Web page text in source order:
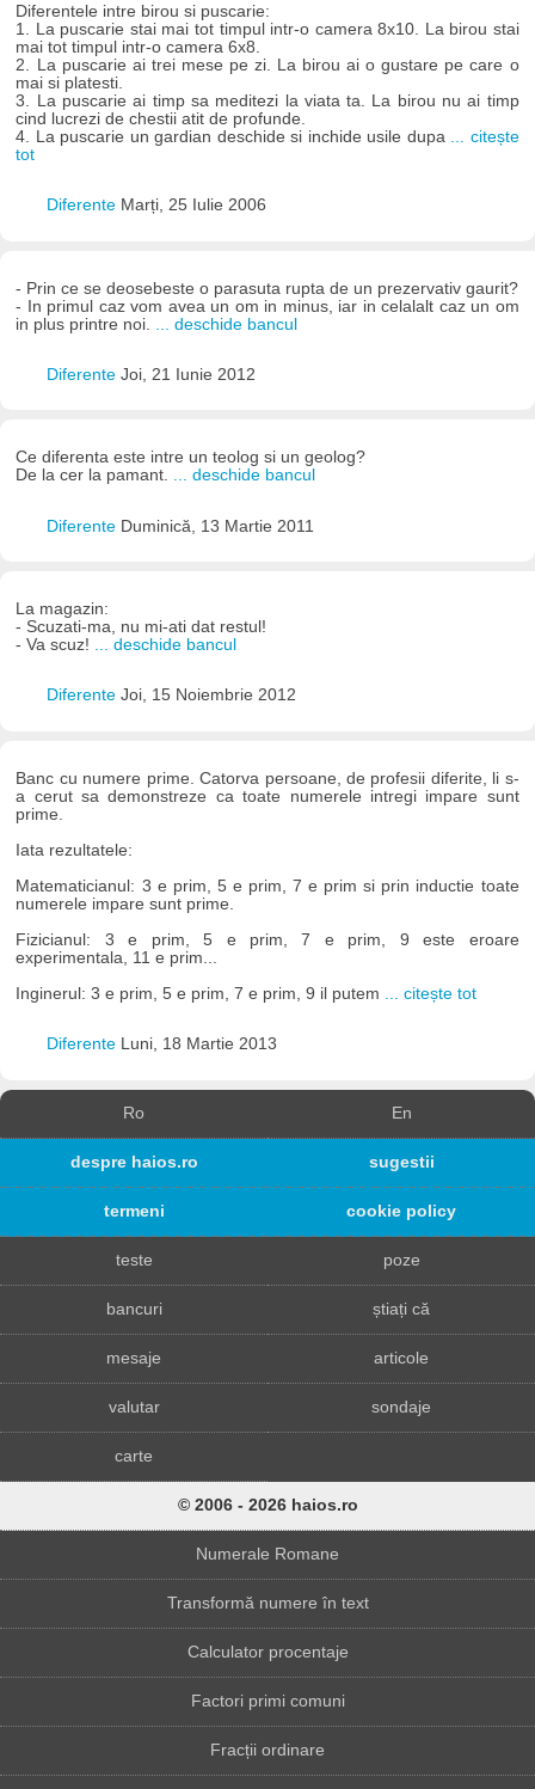
Diferentele intre birou si puscarie:
1. La puscarie stai mai tot timpul intr-o camera 8x10. La birou stai
mai tot timpul intr-o camera 6x8.
2. La puscarie ai trei mese pe zi. La birou ai o gustare pe care o
mai si platesti.
3. La puscarie ai timp sa meditezi la viata ta. La birou nu ai timp
cind lucrezi de chestii atit de profunde.
4. La puscarie un gardian deschide si inchide usile dupa
... citește
tot
Diferente Marți, 25 Iulie 2006
- Prin ce se deosebeste o parasuta rupta de un prezervativ gaurit?
- In primul caz vom avea un om in minus, iar in celalalt caz un om
in plus printre noi.
... deschide bancul
Diferente Joi, 21 Iunie 2012
Ce diferenta este intre un teolog si un geolog?
De la cer la pamant. ... deschide bancul
Diferente Duminică, 13 Martie 2011
La magazin:
- Scuzati-ma, nu mi-ati dat restul!
- Va scuz! ... deschide bancul
Diferente Joi, 15 Noiembrie 2012
Banc cu numere prime. Catorva persoane, de profesii diferite, li s-
a cerut sa demonstreze ca toate numerele intregi impare sunt
prime.
Iata rezultatele:
Matematicianul: 3 e prim, 5 e prim, 7 e prim si prin inductie toate
numerele impare sunt prime.
Fizicianul: 3 e prim, 5 e prim, 7 e prim, 9 este eroare
experimentala, 11 e prim...
Inginerul: 3 e prim, 5 e prim, 7 e prim, 9 il putem
... citește tot
Diferente Luni, 18 Martie 2013
Ro En
despre haios.ro sugestii
termeni cookie policy
teste poze
bancuri știați că
mesaje articole
valutar sondaje
carte
© 2006 - 2026 haios.ro
Numerale Romane
Transformă numere în text
Calculator procentaje
Factori primi comuni
Fracții ordinare